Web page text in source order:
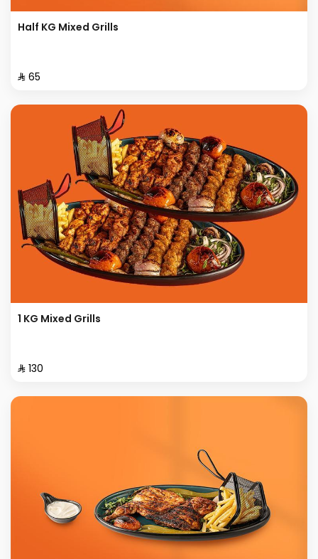
Half KG Mixed Grills
⁨⁦‪‬ 65⁩
1 KG Mixed Grills
⁨⁦‪‬ 130⁩